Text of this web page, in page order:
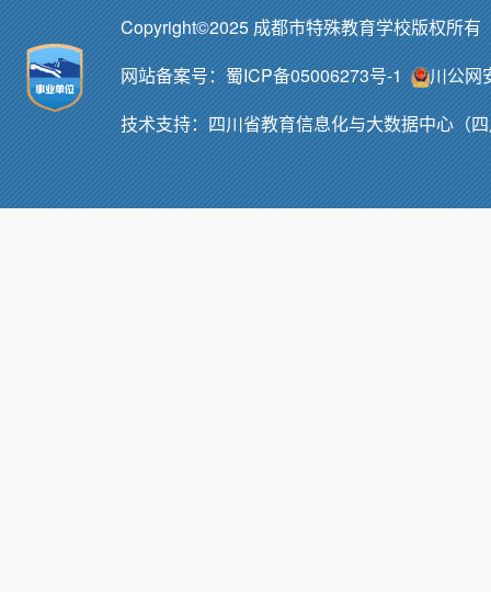
Copyright©2025 成都市特殊教育学校版权所
网站备案号： 蜀ICP备05006273号-1
川公网
技术支持： 四川省教育信息化与大数据中心（